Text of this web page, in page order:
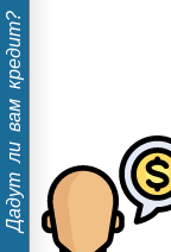
Дадут ли вам кредит?